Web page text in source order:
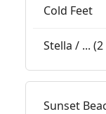
Cold Feet
Stella / ...
Sunset